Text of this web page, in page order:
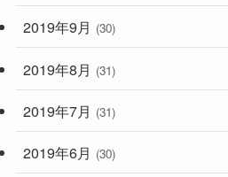
2019年9月 (30)
2019年8月 (31)
2019年7月 (31)
2019年6月 (30)